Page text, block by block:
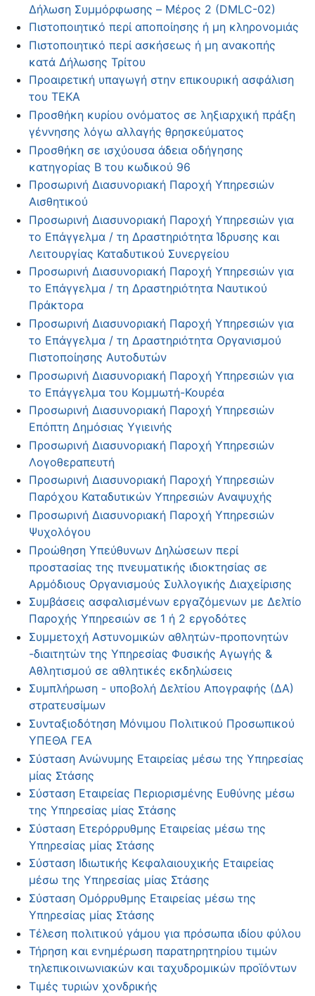
Δήλωση Συμμόρφωσης – Μέρος 2 (DMLC-02)
Πιστοποιητικό περί αποποίησης ή μη κληρονομιάς
Πιστοποιητικό περί ασκήσεως ή μη ανακοπής
κατά Δήλωσης Τρίτου
Προαιρετική υπαγωγή στην επικουρική ασφάλιση
του ΤΕΚΑ
Προσθήκη κυρίου ονόματος σε ληξιαρχική πράξη
γέννησης λόγω αλλαγής θρησκεύματος
Προσθήκη σε ισχύουσα άδεια οδήγησης
κατηγορίας Β του κωδικού 96
Προσωρινή Διασυνοριακή Παροχή Υπηρεσιών
Αισθητικού
Προσωρινή Διασυνοριακή Παροχή Υπηρεσιών για
το Επάγγελμα / τη Δραστηριότητα Ίδρυσης και
Λειτουργίας Καταδυτικού Συνεργείου
Προσωρινή Διασυνοριακή Παροχή Υπηρεσιών για
το Επάγγελμα / τη Δραστηριότητα Ναυτικού
Πράκτορα
Προσωρινή Διασυνοριακή Παροχή Υπηρεσιών για
το Επάγγελμα / τη Δραστηριότητα Οργανισμού
Πιστοποίησης Αυτοδυτών
Προσωρινή Διασυνοριακή Παροχή Υπηρεσιών για
το Επάγγελμα του Κομμωτή-Κουρέα
Προσωρινή Διασυνοριακή Παροχή Υπηρεσιών
Επόπτη Δημόσιας Υγιεινής
Προσωρινή Διασυνοριακή Παροχή Υπηρεσιών
Λογοθεραπευτή
Προσωρινή Διασυνοριακή Παροχή Υπηρεσιών
Παρόχου Καταδυτικών Υπηρεσιών Αναψυχής
Προσωρινή Διασυνοριακή Παροχή Υπηρεσιών
Ψυχολόγου
Προώθηση Υπεύθυνων Δηλώσεων περί
προστασίας της πνευματικής ιδιοκτησίας σε
Αρμόδιους Οργανισμούς Συλλογικής Διαχείρισης
Συμβάσεις ασφαλισμένων εργαζόμενων με Δελτίο
Παροχής Υπηρεσιών σε 1 ή 2 εργοδότες
Συμμετοχή Αστυνομικών αθλητών-προπονητών
-διαιτητών της Υπηρεσίας Φυσικής Αγωγής &
Αθλητισμού σε αθλητικές εκδηλώσεις
Συμπλήρωση - υποβολή Δελτίου Απογραφής (ΔΑ)
στρατευσίμων
Συνταξιοδότηση Μόνιμου Πολιτικού Προσωπικού
ΥΠΕΘΑ ΓΕΑ
Σύσταση Ανώνυμης Εταιρείας μέσω της Υπηρεσίας
μίας Στάσης
Σύσταση Εταιρείας Περιορισμένης Ευθύνης μέσω
της Υπηρεσίας μίας Στάσης
Σύσταση Ετερόρρυθμης Εταιρείας μέσω της
Υπηρεσίας μίας Στάσης
Σύσταση Ιδιωτικής Κεφαλαιουχικής Εταιρείας
μέσω της Υπηρεσίας μίας Στάσης
Σύσταση Ομόρρυθμης Εταιρείας μέσω της
Υπηρεσίας μίας Στάσης
Τέλεση πολιτικού γάμου για πρόσωπα ιδίου φύλου
Τήρηση και ενημέρωση παρατηρητηρίου τιμών
τηλεπικοινωνιακών και ταχυδρομικών προϊόντων
Τιμές τυριών χονδρικής